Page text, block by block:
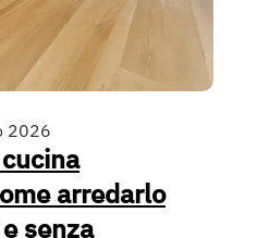
2026
arredarlo
senza